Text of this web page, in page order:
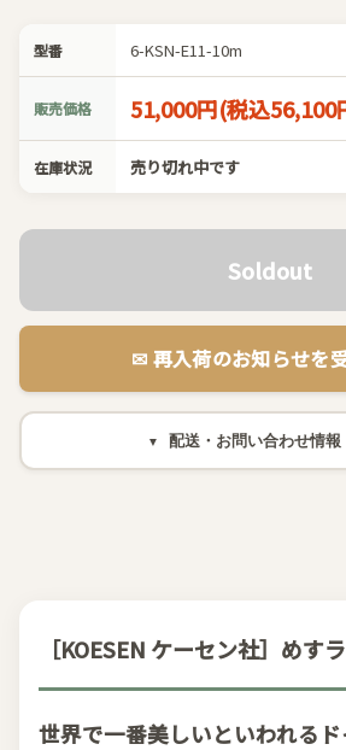
型番 6-KSN-E11-10m
販売価格 51,000円(税込56,100
在庫状況 売り切れ中です
Soldout
✉︎ 再入荷のお知らせを
配送・お問い合わせ情報
［KOESEN ケーセン社］めす
世界で一番美しいといわれるド